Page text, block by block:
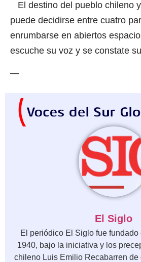
El destino del pueblo chileno
puede decidirse entre cuatro
enrumbarse en abiertos
escuche su voz y se constate
—
El Siglo
El periódico El Siglo fue
1940, bajo la iniciativa y los
chileno Luis Emilio Recabarren de